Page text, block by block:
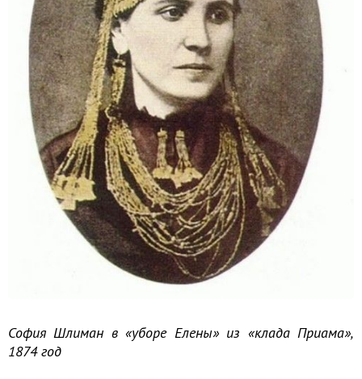
София Шлиман в «уборе Елены» из «клада Приама»,
1874 год